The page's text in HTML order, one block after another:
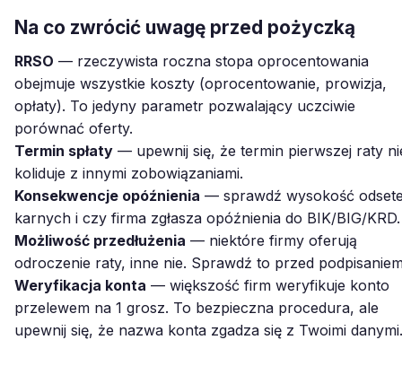
Na co zwrócić uwagę przed pożyczką
RRSO — rzeczywista roczna stopa oprocentowania
obejmuje wszystkie koszty (oprocentowanie, prowizja,
opłaty). To jedyny parametr pozwalający uczciwie
porównać oferty.
Termin spłaty — upewnij się, że termin pierwszej raty
koliduje z innymi zobowiązaniami.
Konsekwencje opóźnienia — sprawdź wysokość
karnych i czy firma zgłasza opóźnienia do BIK/BIG/KRD.
Możliwość przedłużenia — niektóre firmy oferują
odroczenie raty, inne nie. Sprawdź to przed
Weryfikacja konta — większość firm weryfikuje konto
przelewem na 1 grosz. To bezpieczna procedura, ale
upewnij się, że nazwa konta zgadza się z Twoimi danymi.